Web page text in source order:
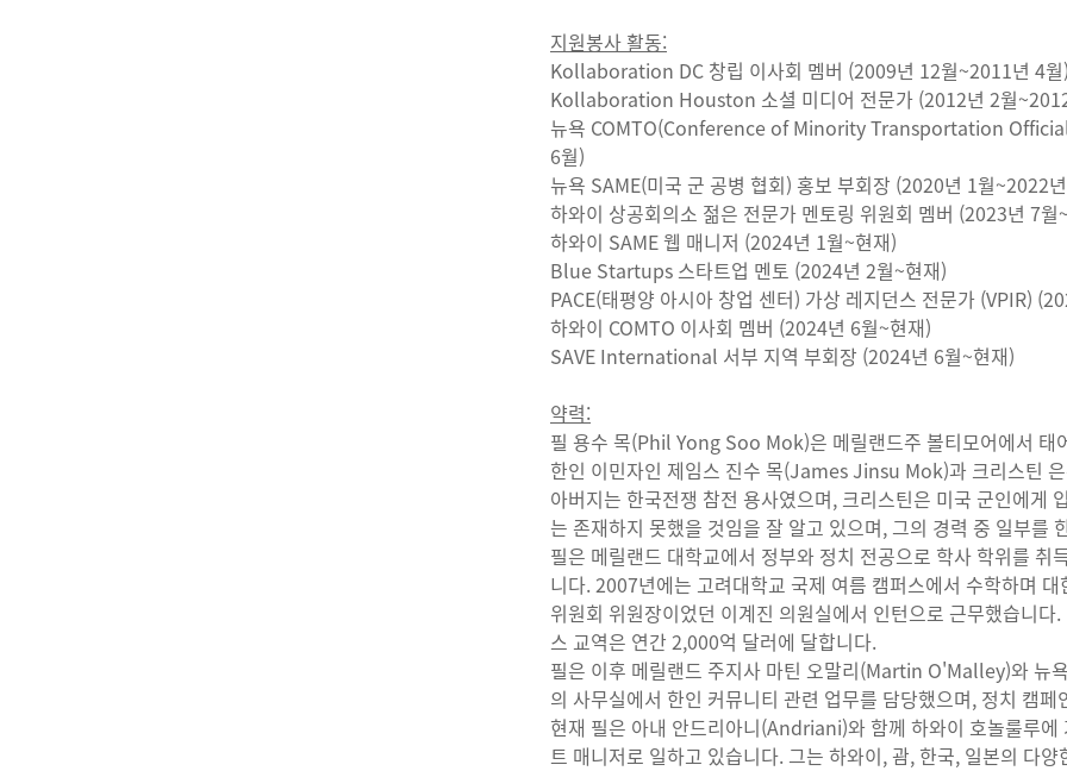
지원봉사 활동:
Kollaboration DC 창립 이사회 멤버 (2009년 12월~2011년 4
Kollaboration Houston 소셜 미디어 전문가 (2012년 2월
뉴욕 COMTO(Conference of Minority Transportation
6월)
뉴욕 SAME(미국 군 공병 협회) 홍보 부회장 (2020년 1월~2022
하와이 상공회의소 젊은 전문가 멘토링 위원회 멤버 (2023년 7
하와이 SAME웹 매니저 (2024년 1월~현재)
Blue Startups스타트업 멘토 (2024년 2월~현재)
PACE(태평양 아시아 창업 센터) 가상 레지던스 전문가 (VPIR)
하와이 COMTO 이사회 멤버 (2024년 6월~현재)
SAVE International 서부 지역 부회장 (2024년 6월~현재)
약력:
필 용수 목(Phil Yong Soo Mok)은 메릴랜드주 볼티모어에서 태
한인 이민자인 제임스 진수 목(James Jinsu Mok)과 크리스틴
아버지는 한국전쟁 참전 용사였으며, 크리스틴은 미국 군인에게
는 존재하지 못했을 것임을 잘 알고 있으며, 그의 경력 중 일부를
필은 메릴랜드 대학교에서 정부와 정치 전공으로 학사 학위를
니다. 2007년에는 고려대학교 국제 여름 캠퍼스에서 수학하며
위원회 위원장이었던 이계진 의원실에서 인턴으로 근무했습니
스 교역은 연간 2,000억 달러에 달합니다.
필은 이후 메릴랜드 주지사 마틴 오말리(Martin O'Malley)와 뉴
의 사무실에서 한인 커뮤니티 관련 업무를 담당했으며, 정치 캠
현재 필은 아내 안드리아니(Andriani)와 함께 하와이 호놀룰루
트 매니저로 일하고 있습니다. 그는 하와이, 괌, 한국, 일본의 다